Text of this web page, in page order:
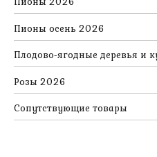
Пионы осень 2026
Плодово-ягодные деревья и
Розы 2026
Сопутствующие товары